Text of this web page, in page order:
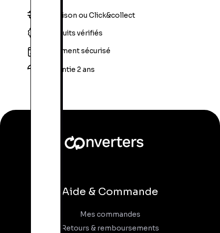
Livraison ou Click&collect
Produits vérifiés
Paiement sécurisé
Garantie 2 ans
Aide & Commande
Mes commandes
Retours & remboursements